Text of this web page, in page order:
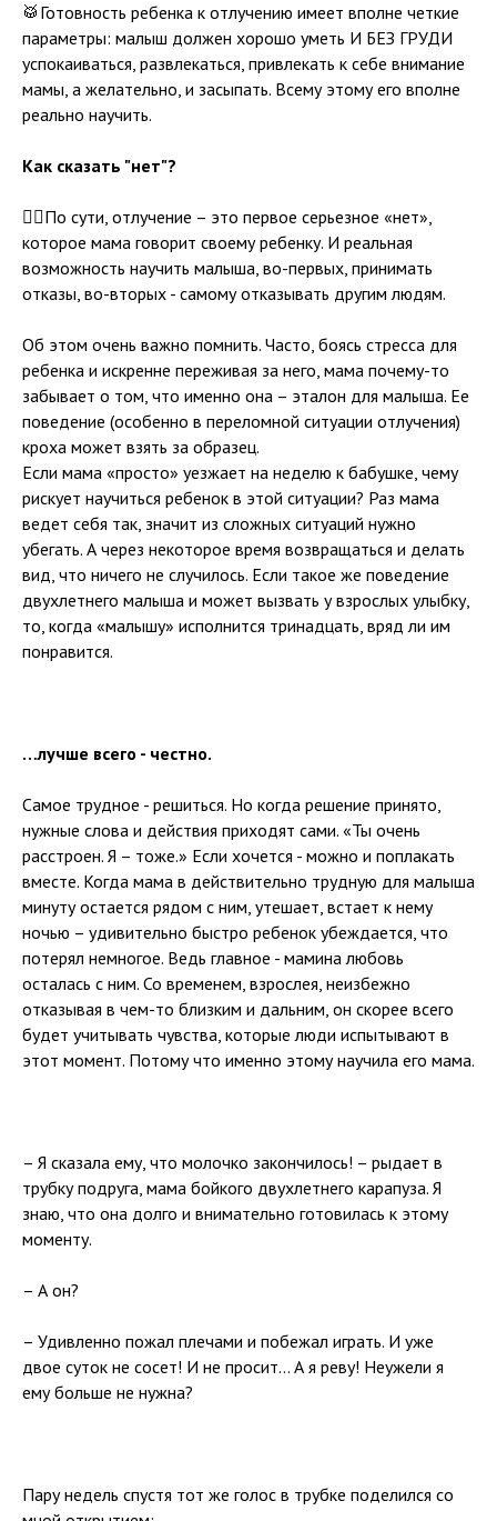
🥁Готовность ребенка к отлучению имеет вполне четкие
параметры: малыш должен хорошо уметь И БЕЗ ГРУДИ
успокаиваться, развлекаться, привлекать к себе внимание
мамы, а желательно, и засыпать. Всему этому его вполне
реально научить.
Как сказать "нет"?
☝🏻По сути, отлучение – это первое серьезное «нет»,
которое мама говорит своему ребенку. И реальная
возможность научить малыша, во-первых, принимать
отказы, во-вторых - самому отказывать другим людям.
Об этом очень важно помнить. Часто, боясь стресса для
ребенка и искренне переживая за него, мама почему-то
забывает о том, что именно она – эталон для малыша. Ее
поведение (особенно в переломной ситуации отлучения)
кроха может взять за образец.
Если мама «просто» уезжает на неделю к бабушке, чему
рискует научиться ребенок в этой ситуации? Раз мама
ведет себя так, значит из сложных ситуаций нужно
убегать. А через некоторое время возвращаться и делать
вид, что ничего не случилось. Если такое же поведение
двухлетнего малыша и может вызвать у взрослых улыбку,
то, когда «малышу» исполнится тринадцать, вряд ли им
понравится.
…лучше всего - честно.
Самое трудное - решиться. Но когда решение принято,
нужные слова и действия приходят сами. «Ты очень
расстроен. Я – тоже.» Если хочется - можно и поплакать
вместе. Когда мама в действительно трудную для малыша
минуту остается рядом с ним, утешает, встает к нему
ночью – удивительно быстро ребенок убеждается, что
потерял немногое. Ведь главное - мамина любовь
осталась с ним. Со временем, взрослея, неизбежно
отказывая в чем-то близким и дальним, он скорее всего
будет учитывать чувства, которые люди испытывают в
этот момент. Потому что именно этому научила его мама.
– Я сказала ему, что молочко закончилось! – рыдает в
трубку подруга, мама бойкого двухлетнего карапуза. Я
знаю, что она долго и внимательно готовилась к этому
моменту.
– А он?
– Удивленно пожал плечами и побежал играть. И уже
двое суток не сосет! И не просит… А я реву! Неужели я
ему больше не нужна?
Пару недель спустя тот же голос в трубке поделился со